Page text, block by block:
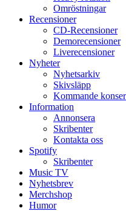
Omröstningar
Recensioner
CD-Recensioner
Demorecensioner
Liverecensioner
Nyheter
Nyhetsarkiv
Skivsläpp
Kommande
Information
Annonsera
Skribenter
Kontakta oss
Spotify
Skribenter
Music TV
Nyhetsbrev
Merchshop
Humor